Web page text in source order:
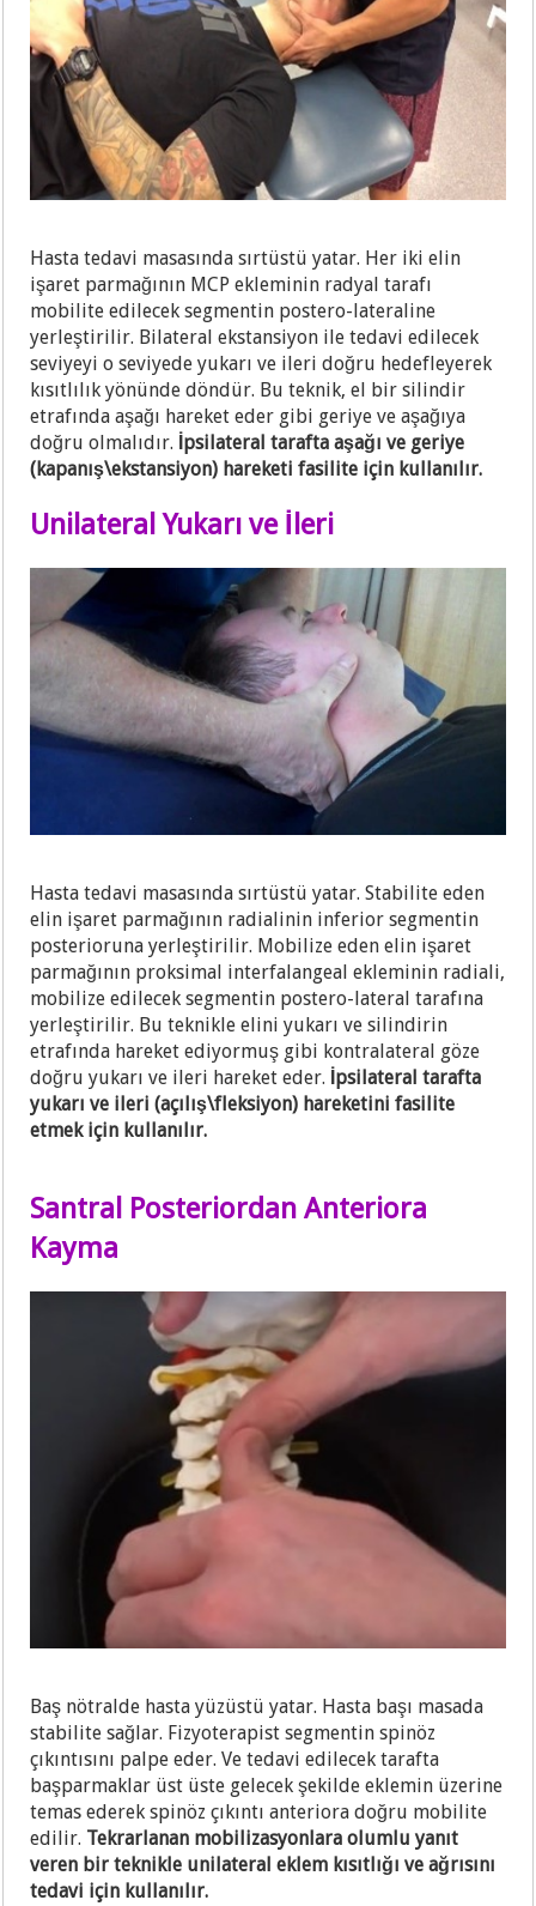
Hasta tedavi masasında sırtüstü yatar. Her iki elin
işaret parmağının MCP ekleminin radyal tarafı
mobilite edilecek segmentin postero-lateraline
yerleştirilir. Bilateral ekstansiyon ile tedavi edilecek
seviyeyi o seviyede yukarı ve ileri doğru hedefleyerek
kısıtlılık yönünde döndür. Bu teknik, el bir silindir
etrafında aşağı hareket eder gibi geriye ve aşağıya
doğru olmalıdır. İpsilateral tarafta aşağı ve geriye
(kapanış\ekstansiyon) hareketi fasilite için kullanılır.
Unilateral Yukarı ve İleri
Hasta tedavi masasında sırtüstü yatar. Stabilite eden
elin işaret parmağının radialinin inferior segmentin
posterioruna yerleştirilir. Mobilize eden elin işaret
parmağının proksimal interfalangeal ekleminin radiali,
mobilize edilecek segmentin postero-lateral tarafına
yerleştirilir. Bu teknikle elini yukarı ve silindirin
etrafında hareket ediyormuş gibi kontralateral göze
doğru yukarı ve ileri hareket eder. İpsilateral tarafta
yukarı ve ileri (açılış\fleksiyon) hareketini fasilite
etmek için kullanılır.
Santral Posteriordan Anteriora
Kayma
Baş nötralde hasta yüzüstü yatar. Hasta başı masada
stabilite sağlar. Fizyoterapist segmentin spinöz
çıkıntısını palpe eder. Ve tedavi edilecek tarafta
başparmaklar üst üste gelecek şekilde eklemin üzerine
temas ederek spinöz çıkıntı anteriora doğru mobilite
edilir. Tekrarlanan mobilizasyonlara olumlu yanıt
veren bir teknikle unilateral eklem kısıtlığı ve ağrısını
tedavi için kullanılır.